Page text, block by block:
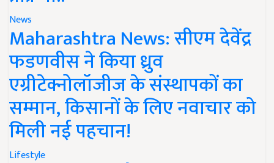
News
Maharashtra News: सीएम देवेंद्र
फडणवीस ने किया ध्रुव
एग्रीटेक्नोलॉजीज के संस्थापकों का
सम्मान, किसानों के लिए नवाचार को
मिली नई पहचान!
Lifestyle